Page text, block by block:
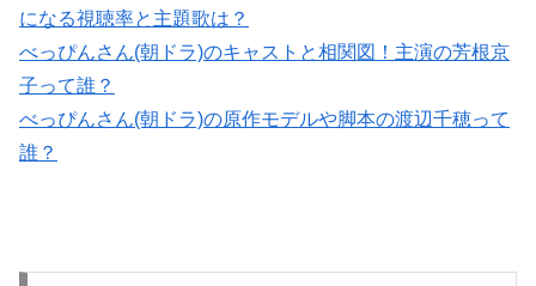
になる視聴率と主題歌は？
べっぴんさん(朝ドラ)のキャストと相関図！主演の芳根京
子って誰？
べっぴんさん(朝ドラ)の原作モデルや脚本の渡辺千穂って
誰？